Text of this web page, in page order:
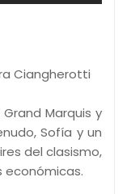
Ciangherotti
Marquis y
Sofía y un
del clasismo,
económicas.